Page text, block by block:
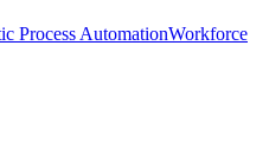
Process AutomationWorkforce